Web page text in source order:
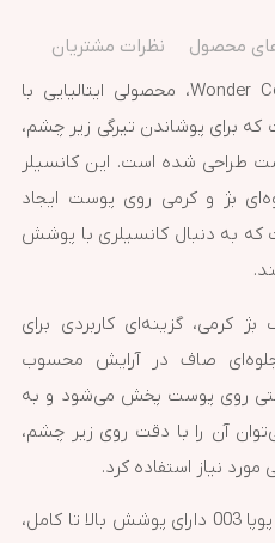
محصول
نظرات مشتریان
از سری Wonder Cover، محصولی ایتالیایی با
برای پوشاندن تیرگی زیر چشم،
طراحی شده است. این کانسیلر
بژ و کرمی روی پوست ایجاد
که به دنبال کانسیلری با پوشش
دلیل رنگ بژ کرمی، گزینه‌ای کاربردی برای
صاف در آرایش محسوب
روی پوست پخش می‌شود و به
آن را با دقت روی زیر چشم،
نیاز استفاده کرد.
طبق معرفی رسمی برند، کانسیلر پوپا 003 دارای پوشش بالا تا کامل،